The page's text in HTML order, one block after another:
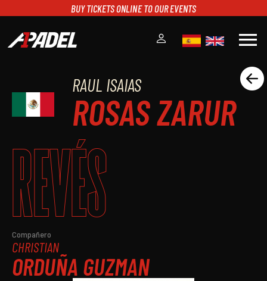
BUY TICKETS ONLINE TO OUR EVENTS
menu
A1PADEL
CALENDARIO
TORNEOS
MULTIMEDIA
SCOREBOARD
RAUL ISAIAS
ROSAS ZARUR
REVÉS
Compañero
CHRISTIAN
ORDUÑA GUZMAN